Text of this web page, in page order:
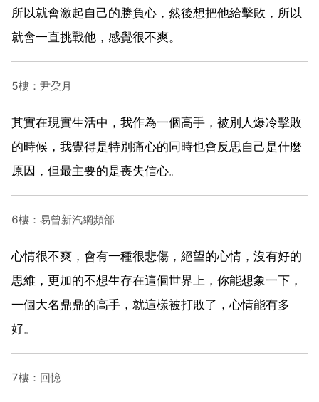
所以就會激起自己的勝負心，然後想把他給擊敗，所以
就會一直挑戰他，感覺很不爽。
5樓：尹朶月
其實在現實生活中，我作為一個高手，被別人爆冷擊敗
的時候，我覺得是特別痛心的同時也會反思自己是什麼
原因，但最主要的是喪失信心。
6樓：易曾新汽網頻部
心情很不爽，會有一種很悲傷，絕望的心情，沒有好的
思維，更加的不想生存在這個世界上，你能想象一下，
一個大名鼎鼎的高手，就這樣被打敗了，心情能有多
好。
7樓：回憶